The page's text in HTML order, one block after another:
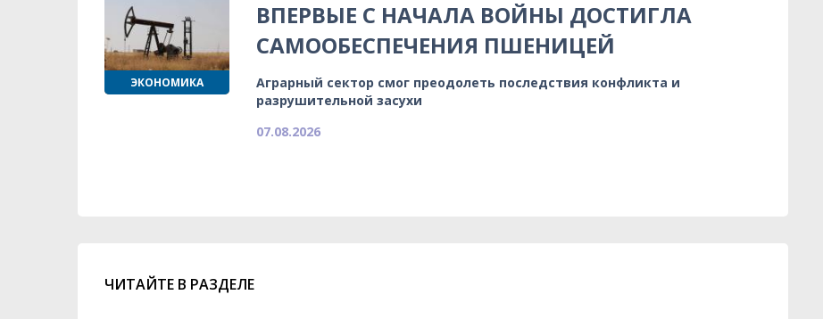
ЭКОНОМИКА
ВПЕРВЫЕ С НАЧАЛА ВОЙНЫ ДОСТИГЛА
САМООБЕСПЕЧЕНИЯ ПШЕНИЦЕЙ
Аграрный сектор смог преодолеть последствия конфликта и
разрушительной засухи
07.08.2026
ЧИТАЙТЕ В РАЗДЕЛЕ